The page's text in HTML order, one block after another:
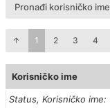
Pronađi korisničko ime
1 2 3 4
Korisničko ime
Status, Korisničko ime